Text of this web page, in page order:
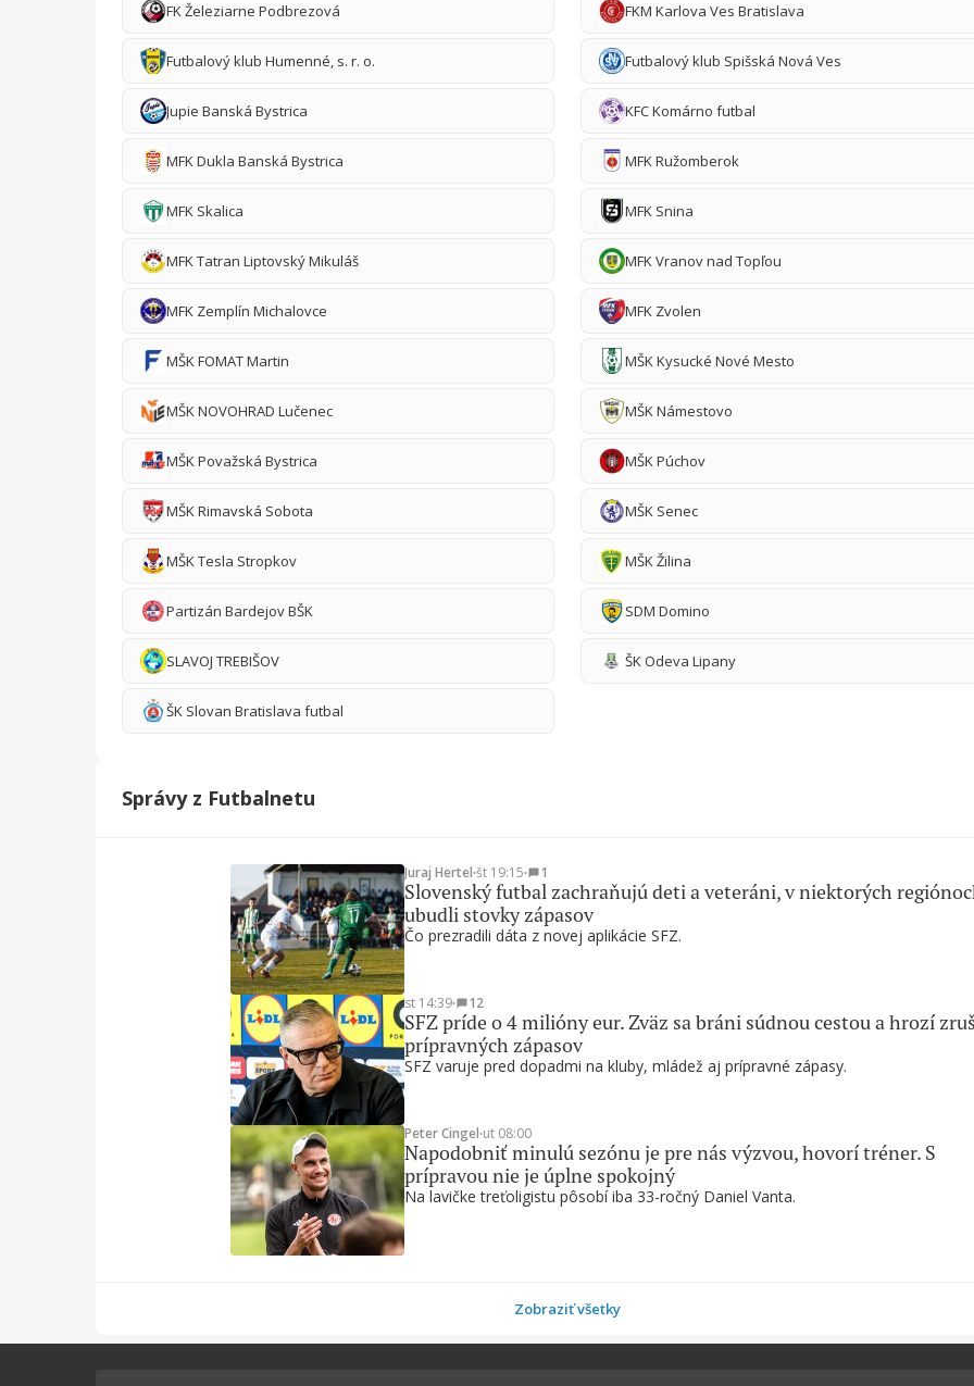
FK Železiarne Podbrezová FKM Karlova Ves Bratislava
Futbalový klub Humenné, s. r. o. Futbalový klub Spišská Nová Ves
Jupie Banská Bystrica KFC Komárno futbal
MFK Dukla Banská Bystrica MFK Ružomberok
MFK Skalica MFK Snina
MFK Tatran Liptovský Mikuláš MFK Vranov nad Topľou
MFK Zemplín Michalovce MFK Zvolen
MŠK FOMAT Martin MŠK Kysucké Nové Mesto
MŠK NOVOHRAD Lučenec MŠK Námestovo
MŠK Považská Bystrica MŠK Púchov
MŠK Rimavská Sobota MŠK Senec
MŠK Tesla Stropkov MŠK Žilina
Partizán Bardejov BŠK SDM Domino
SLAVOJ TREBIŠOV ŠK Odeva Lipany
ŠK Slovan Bratislava futbal
Správy z Futbalnetu
Čo prezradili dáta z novej aplikácie SFZ.
Slovenský futbal zachraňujú deti a veteráni, v niektorých
ubudli stovky zápasov
Juraj Hertel∙št 19:15∙ 1
SFZ varuje pred dopadmi na kluby, mládež aj prípravné zápasy.
SFZ príde o 4 milióny eur. Zväz sa bráni súdnou cestou a hrozí
prípravných zápasov
st 14:39∙ 12
Na lavičke treťoligistu pôsobí iba 33-ročný Daniel Vanta.
Napodobniť minulú sezónu je pre nás výzvou, hovorí tréner. S
prípravou nie je úplne spokojný
Peter Cingel∙ut 08:00
Zobraziť všetky